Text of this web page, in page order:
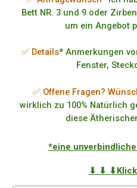
Bett NR. 3 und 9 oder
um ein Angebot
✅ Details* Anmerkungen
Fenster,
✅ Offene Fragen?
wirklich zu 100% Natürlich
diese
*eine
⬇ ⬇